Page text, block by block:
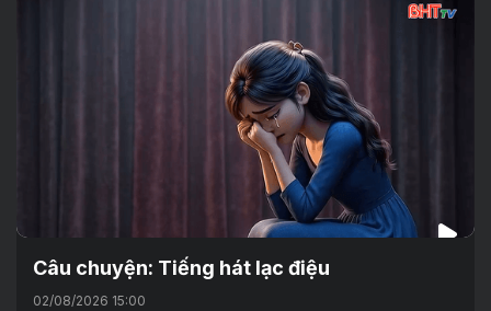
Câu chuyện: Tiếng hát lạc điệu
02/08/2026 15:00